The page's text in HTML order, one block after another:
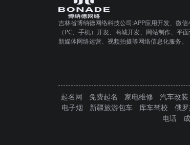
吉林省博纳德网络科技公司:APP应用开发、微
（PC、手机）开发、商城开发、网站制作、平面
新媒体网络运营、视频拍摄等网络信息化服务。
起名网 免费起名 家电维修 汽车改装
电子烟
新疆旅游包车 库车驾校 俄
电话